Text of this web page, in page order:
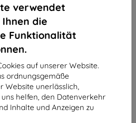
verwendet
Ihnen die
Funktionalität
auf unserer Website.
ordnungsgemäße
Website unerlässlich,
helfen, den Datenverkehr
Inhalte und Anzeigen zu